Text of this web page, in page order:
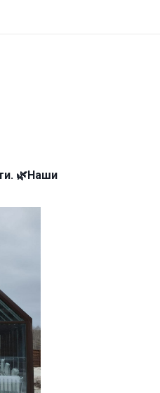
🌿Наши